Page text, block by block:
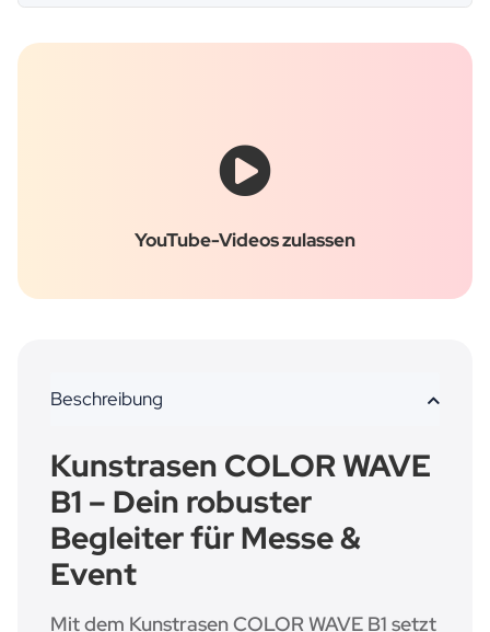
YouTube-Videos zulassen
Beschreibung
Kunstrasen COLOR WAVE
B1 – Dein robuster
Begleiter für Messe &
Event
Mit dem Kunstrasen COLOR WAVE B1 setzt